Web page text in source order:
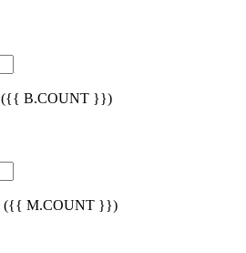
({{ B.COUNT }})
({{ M.COUNT }})